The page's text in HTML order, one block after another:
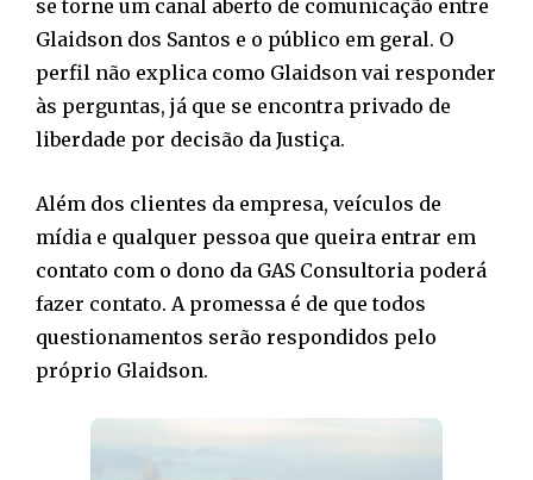
se torne um canal aberto de comunicação entre
Glaidson dos Santos e o público em geral. O
perfil não explica como Glaidson vai responder
às perguntas, já que se encontra privado de
liberdade por decisão da Justiça.
Além dos clientes da empresa, veículos de
mídia e qualquer pessoa que queira entrar em
contato com o dono da GAS Consultoria poderá
fazer contato. A promessa é de que todos
questionamentos serão respondidos pelo
próprio Glaidson.